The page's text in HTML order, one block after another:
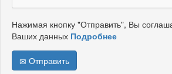
Нажимая кнопку "Отправить", Вы
Ваших данных Подробнее
Отправить